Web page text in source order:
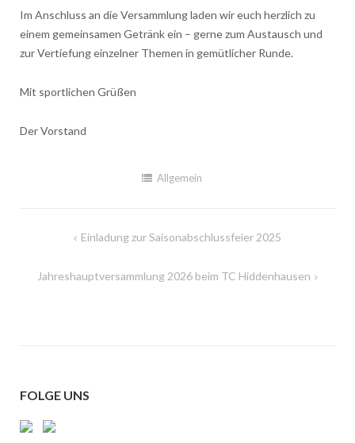
Im Anschluss an die Versammlung laden wir euch herzlich zu
einem gemeinsamen Getränk ein – gerne zum Austausch und
zur Vertiefung einzelner Themen in gemütlicher Runde.
Mit sportlichen Grüßen
Der Vorstand
Allgemein
Beitragsnavigation
Einladung zur Saisonabschlussfeier 2025
Jahreshauptversammlung 2026 beim TC Hiddenhausen
FOLGE UNS